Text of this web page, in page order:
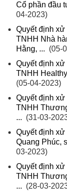
Cổ phần đầu
04-2023)
Quyết định
TNHH Nhà
Hằng, ... (05-
Quyết định
TNHH
(05-04-2023)
Quyết định
TNHH
... (31-03-
Quyết định
Quang Phúc,
03-2023)
Quyết định
TNHH
... (28-03-